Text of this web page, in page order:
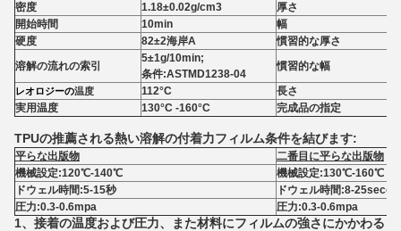
密度
1.18±0.02g/cm3
厚さ
開始時間
10min
幅
硬度
82±2海岸A
慣習的な厚さ
溶解の流れの索引
5±1g/10min;
条件:ASTMD1238-04
慣習的な幅
レオロジーの温度 112°C
長さ
実用温度
130°C -160°C 完成品の指定
TPUの推薦される熱い溶解の付着力フィルム条件を結びます:
平らな出版物
二番目に平らな出版物
機械設定:120℃-140℃
機械設定:130℃-160℃
ドウェル時間:5-15秒
ドウェル時間:8-
圧力:0.3-0.6mpa
圧力:0.3-0.6mpa
1、接着の温度および圧力、また材料にフィルムの強さにかかわる